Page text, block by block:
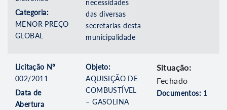
Categoria:
MENOR PREÇO
GLOBAL
necessidades
das diversas
secretarias desta
municipalidade
Licitação Nº
002/2011
Data de
Abertura
Objeto:
AQUISIÇÃO DE
COMBUSTÍVEL
– GASOLINA
Situação:
Fechado
Documentos: 1